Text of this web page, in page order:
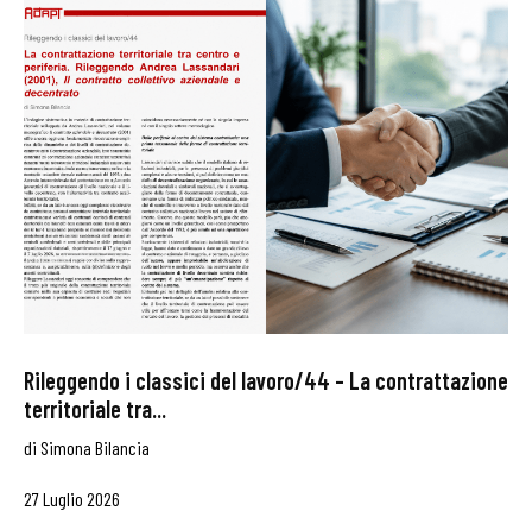
Rileggendo i classici del lavoro/44 – La contrattazione
territoriale tra...
di Simona Bilancia
27 Luglio 2026